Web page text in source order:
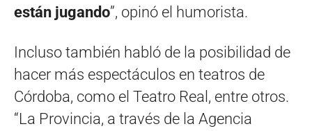
están jugando”, opinó el humorista.
Incluso también habló de la posibilidad de
hacer más espectáculos en teatros de
Córdoba, como el Teatro Real, entre otros.
“La Provincia, a través de la Agencia